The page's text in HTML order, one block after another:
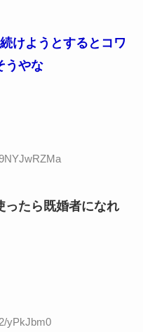
けようとするとコワ
うやな
ったら既婚者になれ
yPkJbm0